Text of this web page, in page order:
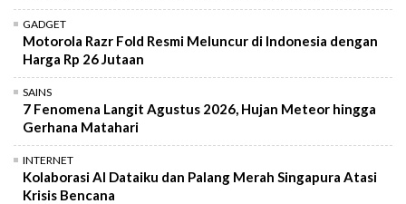
GADGET
Motorola Razr Fold Resmi Meluncur di Indonesia dengan
Harga Rp 26 Jutaan
SAINS
7 Fenomena Langit Agustus 2026, Hujan Meteor hingga
Gerhana Matahari
INTERNET
Kolaborasi AI Dataiku dan Palang Merah Singapura Atasi
Krisis Bencana